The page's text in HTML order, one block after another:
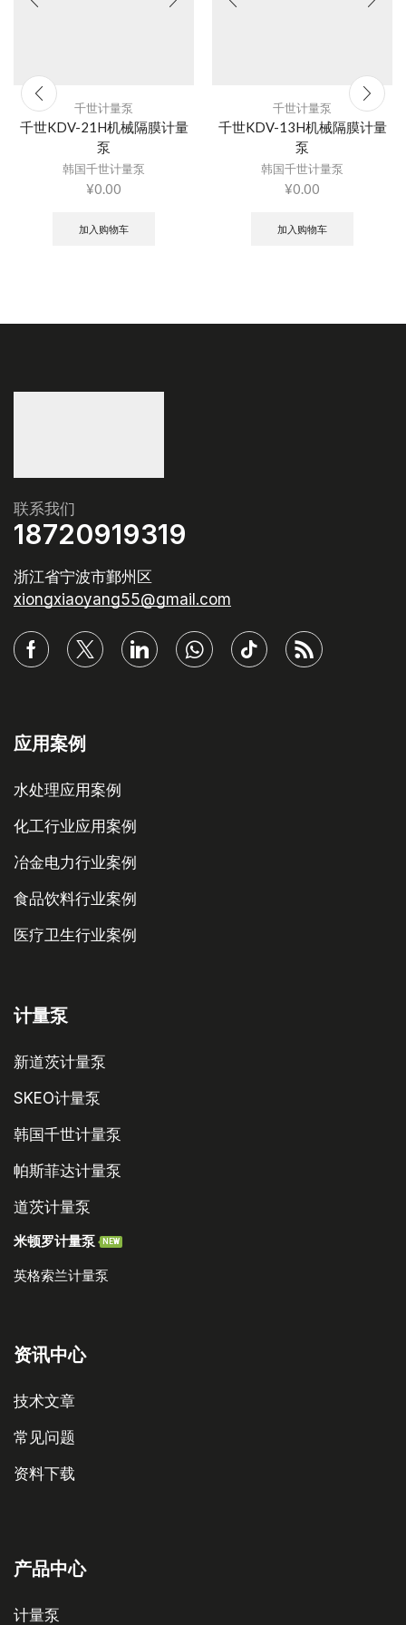
千世计量泵
千世KDV-21H机械隔膜计量
泵
韩国千世计量泵
¥0.00
加入购物车
千世计量泵
千世KDV-13H机械隔膜计量
泵
韩国千世计量泵
¥0.00
加入购物车
联系我们
18720919319
浙江省宁波市鄞州区
xiongxiaoyang55@gmail.com
应用案例
水处理应用案例
化工行业应用案例
冶金电力行业案例
食品饮料行业案例
医疗卫生行业案例
计量泵
新道茨计量泵
SKEO计量泵
韩国千世计量泵
帕斯菲达计量泵
道茨计量泵
米顿罗计量泵 NEW
英格索兰计量泵
资讯中心
技术文章
常见问题
资料下载
产品中心
计量泵